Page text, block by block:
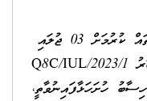
މި ކޯޓުގައި ކުރަން ހުރި ބައެއް މަރާމާތުތައް ކުރުމަށް 03 ޖުލައި
2023 ވަނަ ދުވަހު ކުރި މިކޯޓުގެ ނަންބަރު Q8C/IUL/2023/1
ހުށަހަޅާފައިނުވާތީ،